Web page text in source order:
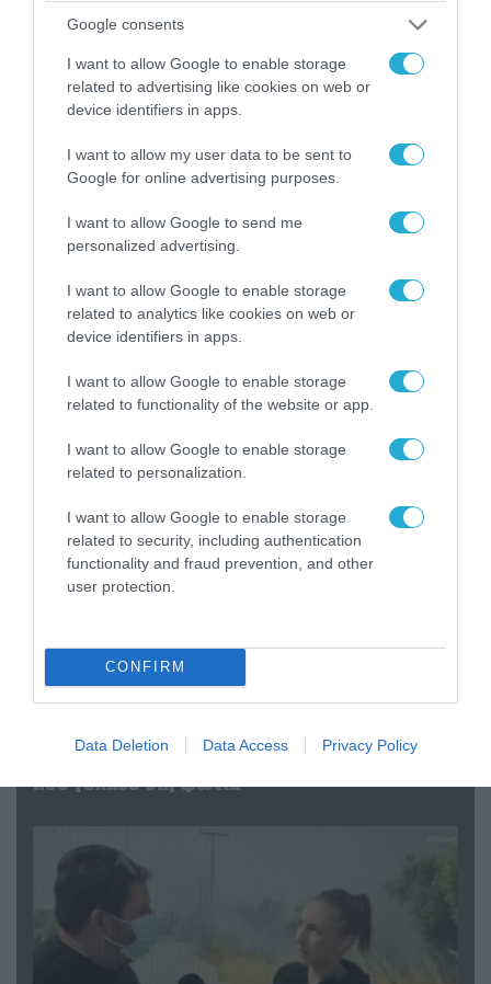
Google consents
I want to allow Google to enable storage
related to advertising like cookies on web or
device identifiers in apps.
I want to allow my user data to be sent to
Google for online advertising purposes.
I want to allow Google to send me
personalized advertising.
I want to allow Google to enable storage
related to analytics like cookies on web or
device identifiers in apps.
I want to allow Google to enable storage
related to functionality of the website or app.
I want to allow Google to enable storage
related to personalization.
I want to allow Google to enable storage
related to security, including authentication
functionality and fraud prevention, and other
user protection.
CONFIRM
Data Deletion Data Access Privacy Policy
Αττικής (φωτο)
04.08.2026 | 15:02
Αυτή την ώρα το τελευταίο «αντίο» στον πρώην
υπουργό Ι.Βαρβιτσιώτη (φωτο)
04.08.2026 | 13:02
Η ανακοίνωση του Πανελλήνιου Σωματείου
Πυροσβεστών για την δημοσιογράφο του OPEN
που γέλασε στη φωτιά